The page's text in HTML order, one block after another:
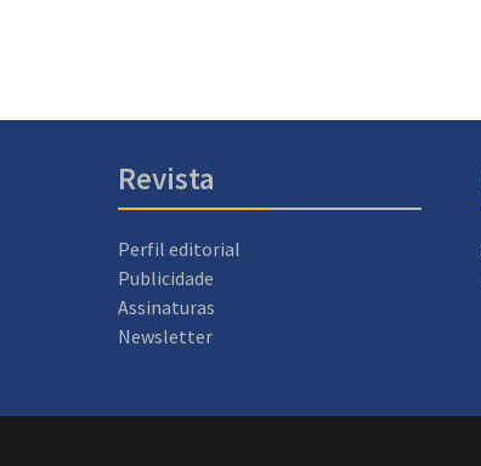
Revista
Perfil editorial
Publicidade
Assinaturas
Newsletter